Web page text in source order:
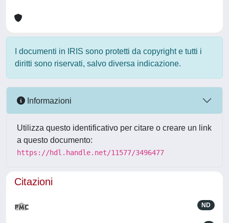
I documenti in IRIS sono protetti da copyright e tutti i
diritti sono riservati, salvo diversa indicazione.
Informazioni
Utilizza questo identificativo per citare o creare un link
a questo documento:
https://hdl.handle.net/11577/3496477
Citazioni
ND